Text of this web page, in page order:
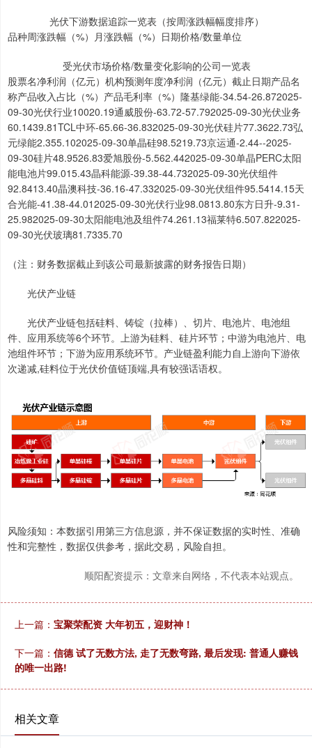
光伏下游数据追踪一览表（按周涨跌幅幅度排序）
品种周涨跌幅（%）月涨跌幅（%）日期价格/数量单位
受光伏市场价格/数量变化影响的公司一览表
股票名净利润（亿元）机构预测年度净利润（亿元）截止日期产品名
称产品收入占比（%）产品毛利率（%）隆基绿能-34.54-26.872025-
09-30光伏行业10020.19通威股份-63.72-57.792025-09-30光伏业务
60.1439.81TCL中环-65.66-36.832025-09-30光伏硅片77.3622.73弘
元绿能2.355.102025-09-30单晶硅98.5219.73京运通-2.44--2025-
09-30硅片48.9526.83爱旭股份-5.562.442025-09-30单晶PERC太阳
能电池片99.015.43晶科能源-39.38-44.732025-09-30光伏组件
92.8413.40晶澳科技-36.16-47.332025-09-30光伏组件95.5414.15天
合光能-41.38-44.012025-09-30光伏行业98.0813.80东方日升-9.31-
25.982025-09-30太阳能电池及组件74.261.13福莱特6.507.822025-
09-30光伏玻璃81.7335.70
（注：财务数据截止到该公司最新披露的财务报告日期）
光伏产业链
光伏产业链包括硅料、铸锭（拉棒）、切片、电池片、电池组
件、应用系统等6个环节。上游为硅料、硅片环节；中游为电池片、电
池组件环节；下游为应用系统环节。产业链盈利能力自上游向下游依
次递减,硅料位于光伏价值链顶端,具有较强话语权。
风险须知：本数据引用第三方信息源，并不保证数据的实时性、准确
性和完整性，数据仅供参考，据此交易，风险自担。
顺阳配资提示：文章来自网络，不代表本站观点。
上一篇： 宝聚荣配资 大年初五，迎财神！
下一篇： 信德 试了无数方法, 走了无数弯路, 最后发现: 普通人赚钱
的唯一出路!
相关文章